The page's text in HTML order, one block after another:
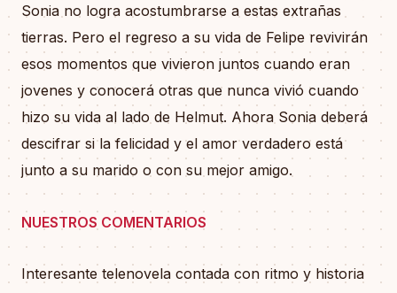
Sonia no logra acostumbrarse a estas extrañas
tierras. Pero el regreso a su vida de Felipe revivirán
esos momentos que vivieron juntos cuando eran
jovenes y conocerá otras que nunca vivió cuando
hizo su vida al lado de Helmut. Ahora Sonia deberá
descifrar si la felicidad y el amor verdadero está
junto a su marido o con su mejor amigo.
NUESTROS COMENTARIOS
Interesante telenovela contada con ritmo y historia